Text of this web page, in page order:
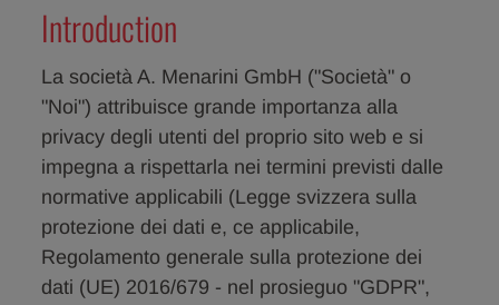
Introduction
La società A. Menarini GmbH ("Società" o
"Noi") attribuisce grande importanza alla
privacy degli utenti del proprio sito web e si
impegna a rispettarla nei termini previsti dalle
normative applicabili (Legge svizzera sulla
protezione dei dati e, ce applicabile,
Regolamento generale sulla protezione dei
dati (UE) 2016/679 - nel prosieguo "GDPR",